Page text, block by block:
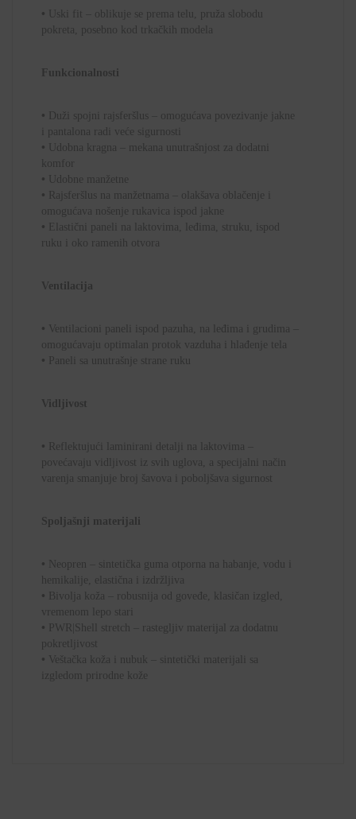
• Uski fit
– oblikuje se prema telu, pruža slobodu
pokreta, posebno kod trkačkih modela
Funkcionalnosti
•
Duži spojni rajsferšlus – omogućava povezivanje jakne
i pantalona radi veće sigurnosti
•
Udobna kragna – mekana unutrašnjost za dodatni
komfor
•
Udobne manžetne
•
Rajsferšlus na manžetnama – olakšava oblačenje i
omogućava nošenje rukavica ispod jakne
•
Elastični paneli na laktovima, leđima, struku, ispod
ruku i oko ramenih otvora
Ventilacija
• Ventilacioni paneli ispod pazuha, na leđima i grudima –
omogućavaju optimalan protok vazduha i hlađenje tela
•
Paneli sa unutrašnje strane ruku
Vidljivost
•
Reflektujući laminirani detalji na laktovima –
povećavaju vidljivost iz svih uglova, a specijalni način
varenja smanjuje broj šavova i poboljšava sigurnost
Spoljašnji materijali
• Neopren – sintetička guma otporna na habanje, vodu i
hemikalije, elastična i izdržljiva
•
Bivolja koža – robusnija od goveđe, klasičan izgled,
vremenom lepo stari
•
PWR|Shell stretch – rastegljiv materijal za dodatnu
pokretljivost
• Veštačka koža i nubuk – sintetički materijali sa
izgledom prirodne kože